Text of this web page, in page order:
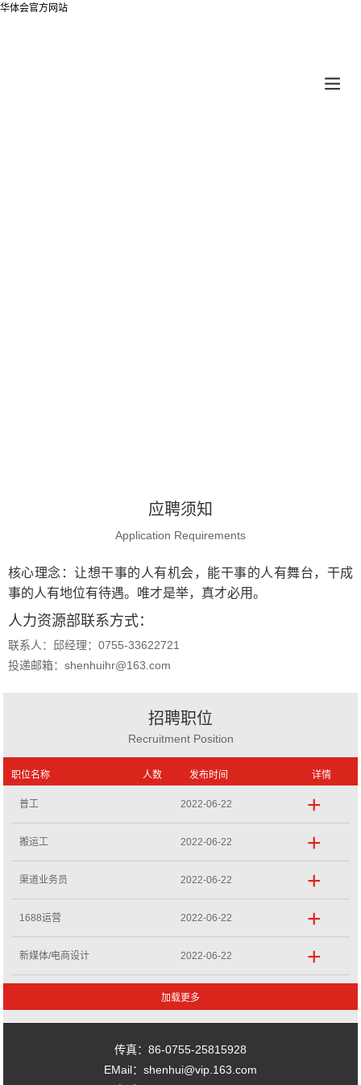
华体会官方网站
应聘须知
Application Requirements
核心理念：让想干事的人有机会，能干事的人有舞台，干成
事的人有地位有待遇。唯才是举，真才必用。
人力资源部联系方式：
联系人：邱经理：0755-33622721
投递邮箱：shenhuihr@163.com
招聘职位
Recruitment Position
职位名称 人数 发布时间 详情
普工 2022-06-22 +
搬运工 2022-06-22 +
渠道业务员 2022-06-22 +
1688运营 2022-06-22 +
新媒体/电商设计 2022-06-22 +
传真：86-0755-25815928
EMail：shenhui@vip.163.com